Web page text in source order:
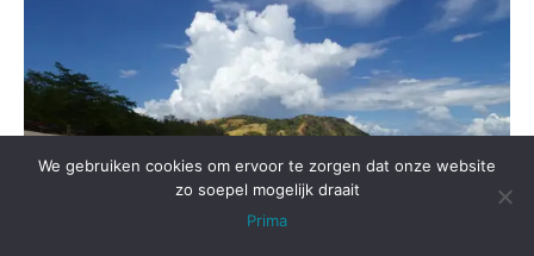
We gebruiken cookies om ervoor te zorgen dat onze website
zo soepel mogelijk draait
Prima